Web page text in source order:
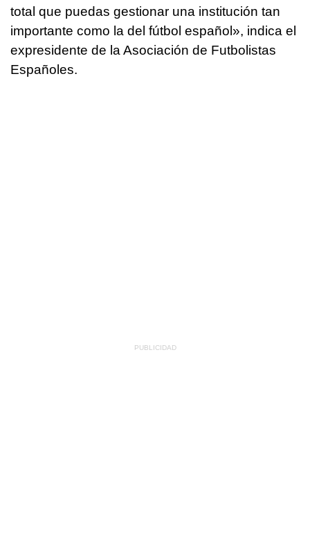
total que puedas gestionar una institución tan
importante como la del fútbol español», indica el
expresidente de la Asociación de Futbolistas
Españoles.